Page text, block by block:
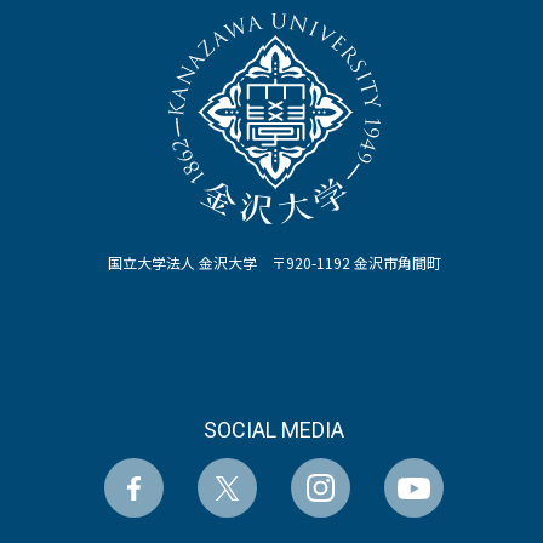
国立大学法人 金沢大学 〒920-1192 金沢市角間町
SOCIAL MEDIA